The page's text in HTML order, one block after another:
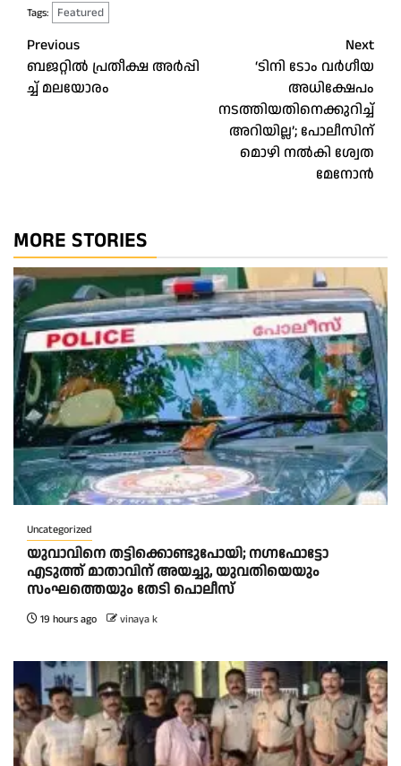
Tags: Featured
Post
navigation
Previous
ബ​ജ​റ്റി​ൽ പ്ര​തീ​ക്ഷ അ​ർ​പ്പി​
ച്ച് മ​ല​യോ​രം
Next
‘ടിനി ടോം വർഗീയ
അധിക്ഷേപം
നടത്തിയതിനെക്കുറിച്ച്
അറിയില്ല’; പോലീസിന്
മൊഴി നൽകി ശ്വേത
മേനോൻ
MORE STORIES
Uncategorized
യുവാവിനെ തട്ടിക്കൊണ്ടുപോയി; നഗ്നഫോട്ടോ
എടുത്ത് മാതാവിന് അയച്ചു, യുവതിയെയും
സംഘത്തെയും തേടി പൊലീസ്
19 hours ago vinaya k